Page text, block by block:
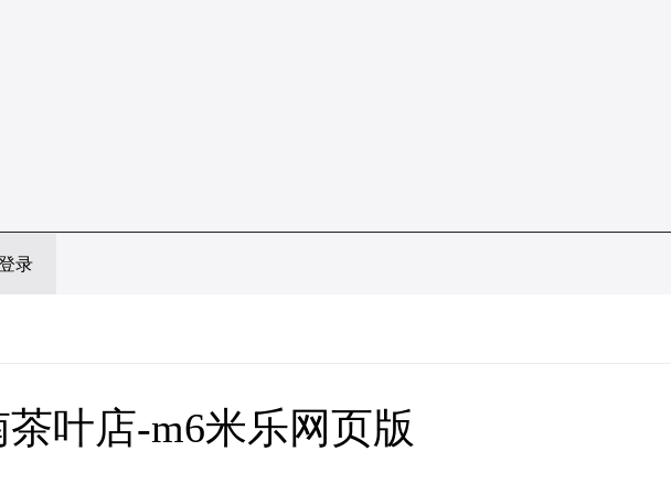
录
叶店-m6米乐网页版